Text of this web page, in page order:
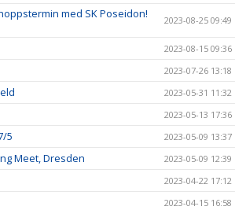
med SK Poseidon!
2023-08-25 09:49
2023-08-15 09:36
2023-07-26 13:18
2023-05-31 11:32
2023-05-13 17:36
5 2023-05-09 13:37
Meet, Dresden 2023-05-09 12:39
2023-04-22 17:12
2023-04-15 16:58